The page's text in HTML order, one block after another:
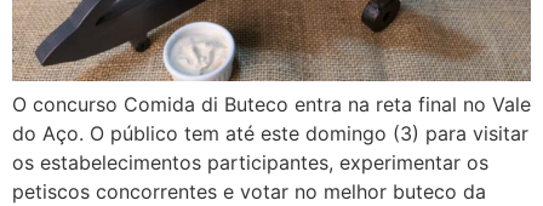
O concurso Comida di Buteco entra na reta final no Vale
do Aço. O público tem até este domingo (3) para visitar
os estabelecimentos participantes, experimentar os
petiscos concorrentes e votar no melhor buteco da